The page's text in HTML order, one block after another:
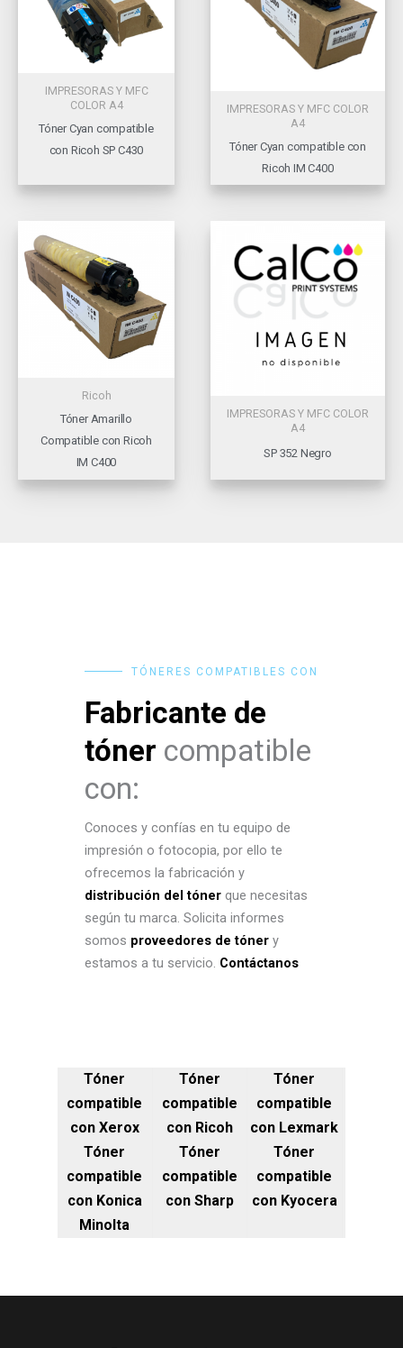
IMPRESORAS Y MFC
COLOR A4
Tóner Cyan compatible
con Ricoh SP C430
IMPRESORAS Y MFC COLOR
A4
Tóner Cyan compatible con
Ricoh IM C400
Ricoh
Tóner Amarillo
Compatible con Ricoh
IM C400
IMPRESORAS Y MFC COLOR
A4
SP 352 Negro
TÓNERES COMPATIBLES CON
Fabricante de
tóner compatible
con:
Conoces y confías en tu equipo de
impresión o fotocopia, por ello te
ofrecemos la fabricación y
distribución del tóner que necesitas
según tu marca. Solicita informes
somos proveedores de tóner y
estamos a tu servicio. Contáctanos
Tóner
compatible
con Xerox
Tóner
compatible
con Ricoh
Tóner
compatible
con Lexmark
Tóner
compatible
con Konica
Minolta
Tóner
compatible
con Sharp
Tóner
compatible
con Kyocera